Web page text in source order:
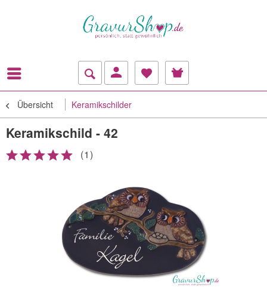
Übersicht Keramikschilder
Keramikschild - 42
(1)